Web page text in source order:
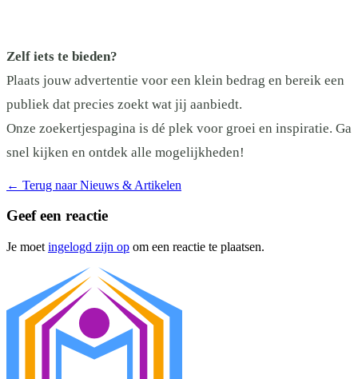
Zelf iets te bieden?
Plaats jouw advertentie voor een klein bedrag en bereik een
publiek dat precies zoekt wat jij aanbiedt.
Onze zoekertjespagina is dé plek voor groei en inspiratie. Ga
snel kijken en ontdek alle mogelijkheden!
← Terug naar Nieuws & Artikelen
Geef een reactie
Je moet ingelogd zijn op om een reactie te plaatsen.